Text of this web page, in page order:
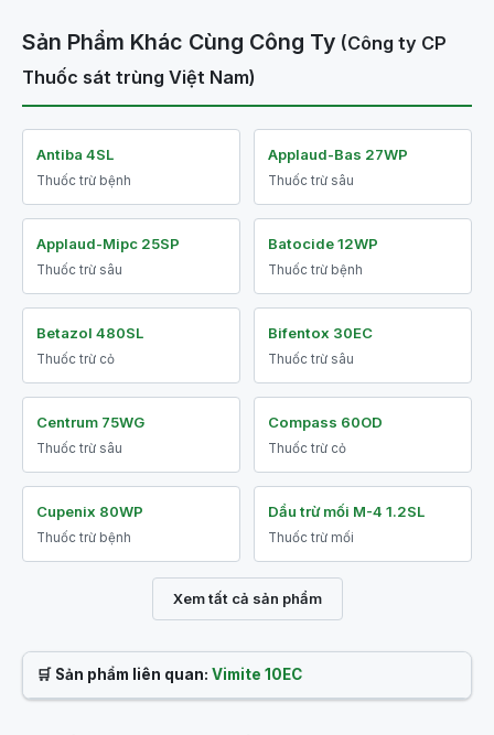
Sản Phẩm Khác Cùng Công Ty (Công ty CP
Thuốc sát trùng Việt Nam)
Antiba 4SL
Thuốc trừ bệnh
Applaud-Bas 27WP
Thuốc trừ sâu
Applaud-Mipc 25SP
Thuốc trừ sâu
Batocide 12WP
Thuốc trừ bệnh
Betazol 480SL
Thuốc trừ cỏ
Bifentox 30EC
Thuốc trừ sâu
Centrum 75WG
Thuốc trừ sâu
Compass 60OD
Thuốc trừ cỏ
Cupenix 80WP
Thuốc trừ bệnh
Dầu trừ mối M-4 1.2SL
Thuốc trừ mối
Xem tất cả sản phẩm
🛒 Sản phẩm liên quan: Vimite 10EC